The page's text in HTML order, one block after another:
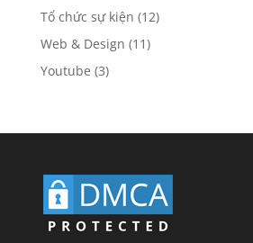
Tổ chức sự kiện (12)
Web & Design (11)
Youtube (3)